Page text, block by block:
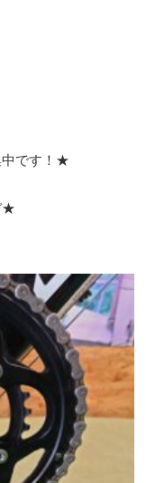
中です！★
★